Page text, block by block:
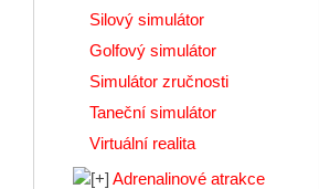
Silový simulátor
Golfový simulátor
Simulátor zručnosti
Taneční simulátor
Virtuální realita
Adrenalinové atrakce